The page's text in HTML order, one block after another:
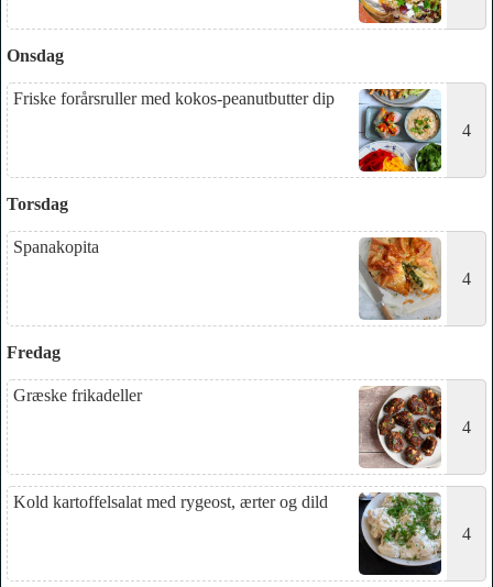
Onsdag
Friske forårsruller med kokos-peanutbutter dip
4
Torsdag
Spanakopita
4
Fredag
Græske frikadeller
4
Kold kartoffelsalat med rygeost, ærter og dild
4